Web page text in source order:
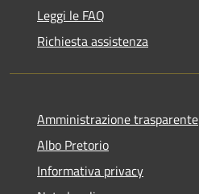
Leggi le FAQ
Richiesta assistenza
Amministrazione trasparente
Albo Pretorio
Informativa privacy